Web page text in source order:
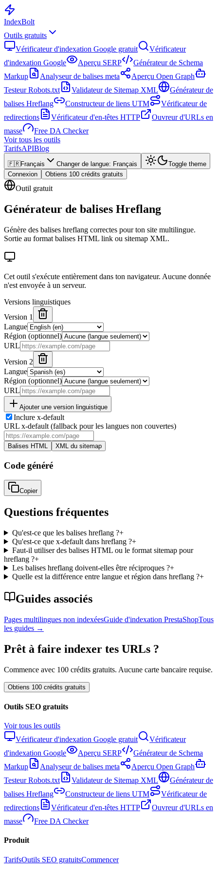
IndexBolt
Outils gratuits
Vérificateur d'indexation Google gratuit
Vérificateur
d'indexation Google
Aperçu SERP
Générateur de Schema
Markup
Analyseur de balises meta
Aperçu Open Graph
Testeur Robots.txt
Validateur de Sitemap XML
Générateur de
balises Hreflang
Constructeur de liens UTM
Vérificateur de
redirections
Vérificateur d'en-têtes HTTP
Ouvreur d'URLs en
masse
Free DA Checker
Voir tous les outils
TarifsAPIBlog
🇫🇷Français Changer de langue: Français
Toggle theme
Connexion
Obtiens 100 crédits gratuits
Outil gratuit
Générateur de balises Hreflang
Génère des balises hreflang correctes pour ton site multilingue.
Sortie au format balises HTML link ou sitemap XML.
Cet outil s'exécute entièrement dans ton navigateur. Aucune donnée
n'est envoyée à un serveur.
Versions linguistiques
Version 1
Langue
Région (optionnel)
URL
Version 2
Langue
Région (optionnel)
URL
Ajouter une version linguistique
Inclure x-default
URL x-default (fallback pour les langues non couvertes)
Balises HTML XML du sitemap
Code généré
Copier
Questions fréquentes
Qu'est-ce que les balises hreflang ?+
Qu'est-ce que x-default dans hreflang ?+
Faut-il utiliser des balises HTML ou le format sitemap pour
hreflang ?+
Les balises hreflang doivent-elles être réciproques ?+
Quelle est la différence entre langue et région dans hreflang ?+
Guides associés
Pages multilingues non indexéesGuide d'indexation PrestaShopTous
les guides →
Prêt à faire indexer tes URLs ?
Commence avec 100 crédits gratuits. Aucune carte bancaire requise.
Obtiens 100 crédits gratuits
Outils SEO gratuits
Voir tous les outils
Vérificateur d'indexation Google gratuit
Vérificateur
d'indexation Google
Aperçu SERP
Générateur de Schema
Markup
Analyseur de balises meta
Aperçu Open Graph
Testeur Robots.txt
Validateur de Sitemap XML
Générateur de
balises Hreflang
Constructeur de liens UTM
Vérificateur de
redirections
Vérificateur d'en-têtes HTTP
Ouvreur d'URLs en
masse
Free DA Checker
Produit
TarifsOutils SEO gratuitsCommencer